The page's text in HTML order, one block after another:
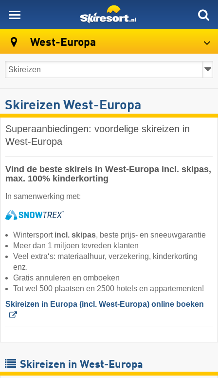
West-Europa
Skireizen West-Europa
Superaanbiedingen: voordelige skireizen in
West-Europa
Vind de beste skireis in West-Europa incl. skipas,
max. 100% kinderkorting
In samenwerking met:
Wintersport incl. skipas, beste prijs- en sneeuwgarantie
Meer dan 1 miljoen tevreden klanten
Veel extra‘s: materiaalhuur, verzekering, kinderkorting
enz.
Gratis annuleren en omboeken
Tot wel 500 plaatsen en 2500 hotels en appartementen!
Skireizen in West-Europa